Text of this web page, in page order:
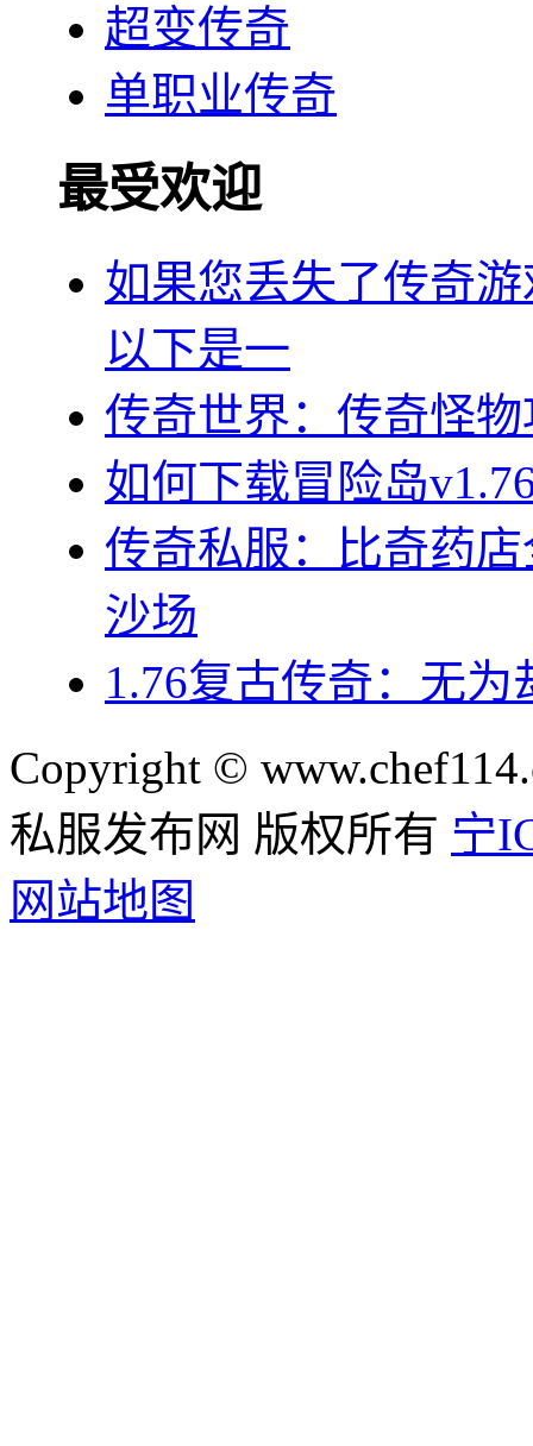
超变传奇
单职业传奇
最受欢迎
如果您丢失了传奇
以下是一
传奇世界：传奇怪
如何下载冒险岛
传奇私服：比奇药
沙场
1.76复古传奇：无为
Copyright ©
私服发布网 版权所有 宁
网站地图